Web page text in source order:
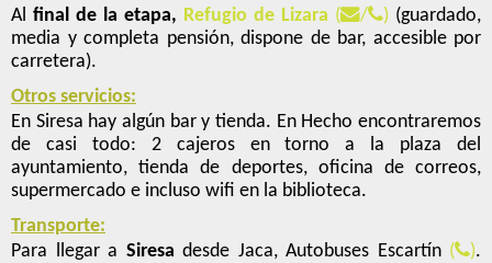
Al final de la etapa, Refugio de Lizara ( / ) (guardado,
media y completa pensión, dispone de bar, accesible por
carretera).
Otros servicios:
En Siresa hay algún bar y tienda. En Hecho encontraremos
de casi todo: 2 cajeros en torno a la plaza del
ayuntamiento, tienda de deportes, oficina de correos,
supermercado e incluso wifi en la biblioteca.
Transporte:
Para llegar a Siresa desde Jaca, Autobuses Escartín ( ).